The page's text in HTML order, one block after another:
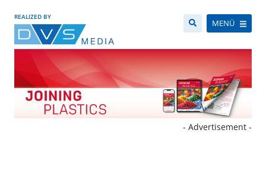
REALIZED BY
MENÜ
- Advertisement -